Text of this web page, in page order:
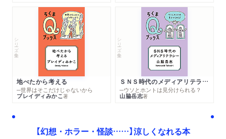
シリーズ・全集
地べたから考える
─世界はそこだけじゃないから
ブレイディみかこ著
シリーズ・全集
ＳＮＳ時代のメディアリテラシー
─ウソとホントは見分けられる？
山脇岳志著
【幻想・ホラー・怪談……】涼しくなれる本